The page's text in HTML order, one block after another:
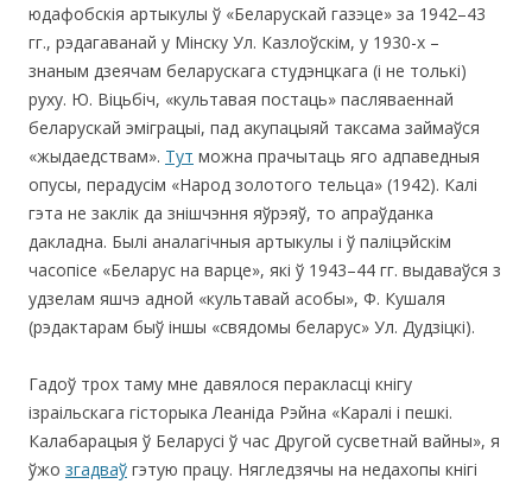
юдафобскія артыкулы ў «Беларускай газэце» за 1942–43
гг., рэдагаванай у Мінску Ул. Казлоўскім, у 1930-х –
знаным дзеячам беларускага студэнцкага (і не толькі)
руху. Ю. Віцьбіч, «культавая постаць» пасляваеннай
беларускай эміграцыі, пад акупацыяй таксама займаўся
«жыдаедствам». Тут можна прачытаць яго адпаведныя
опусы, перадусім «Народ золотого тельца» (1942). Калі
гэта не заклік да знішчэння яўрэяў, то апраўданка
дакладна. Былі аналагічныя артыкулы і ў паліцэйскім
часопісе «Беларус на варце», які ў 1943–44 гг. выдаваўся з
удзелам яшчэ адной «культавай асобы», Ф. Кушаля
(рэдактарам быў іншы «свядомы беларус» Ул. Дудзіцкі).
Гадоў трох таму мне давялося перакласці кнігу
ізраільскага гісторыка Леаніда Рэйна «Каралі і пешкі.
Калабарацыя ў Беларусі ў час Другой сусветнай вайны», я
ўжо згадваў гэтую працу. Нягледзячы на недахопы кнігі